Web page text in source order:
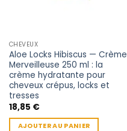
CHEVEUX
Aloe Locks Hibiscus — Crème
Merveilleuse 250 ml : la
crème hydratante pour
cheveux crépus, locks et
tresses
18,85 €
AJOUTER AU PANIER